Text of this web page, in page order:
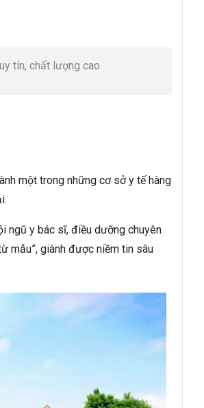
uy tín, chất lượng cao
một trong những cơ sở y tế hàng
ngũ y bác sĩ, điều dưỡng chuyên
mẫu”, giành được niềm tin sâu